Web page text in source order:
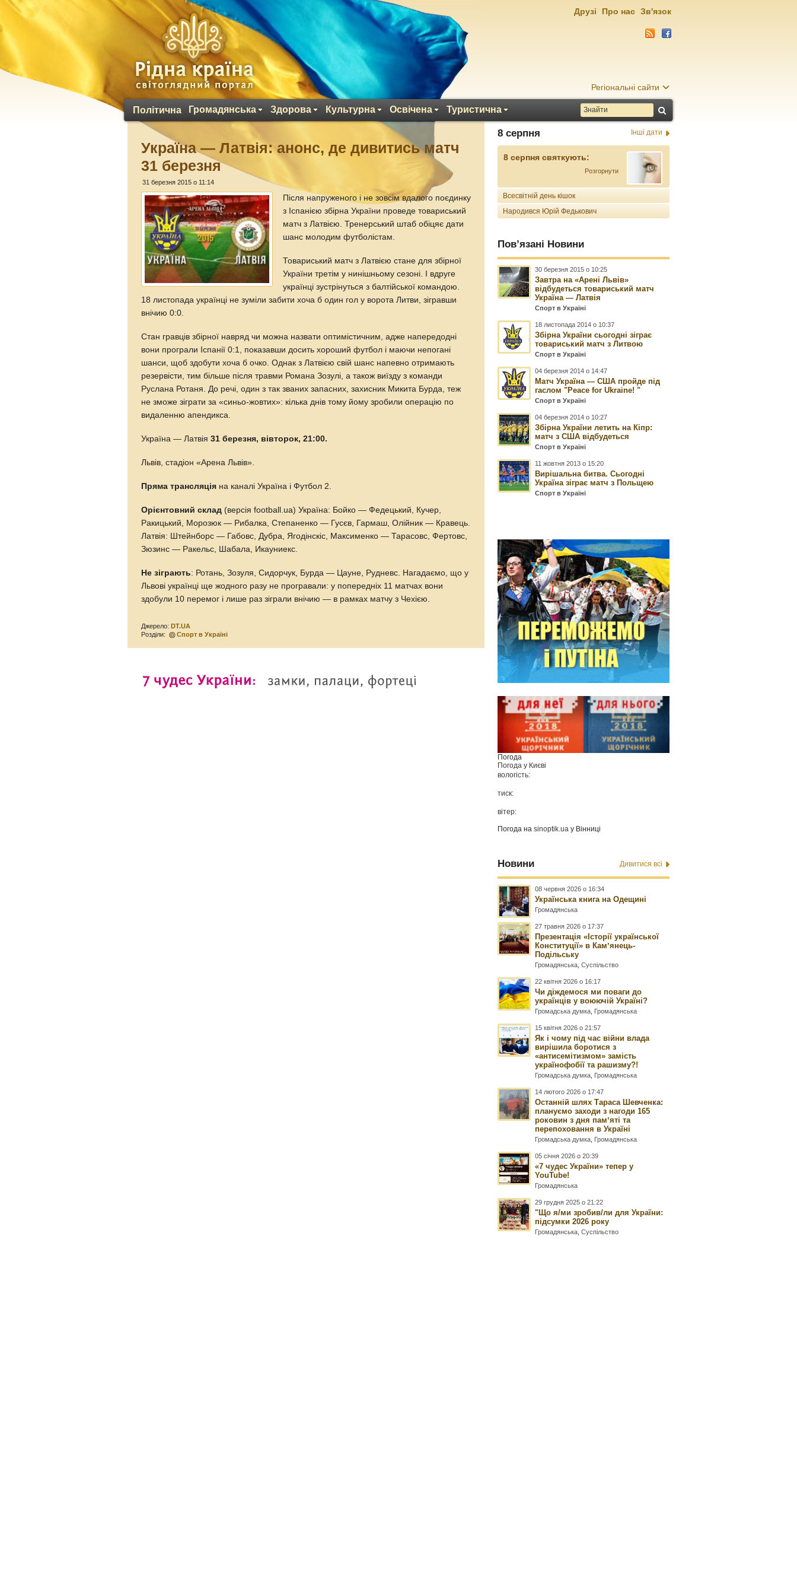
Регіональні сайти
Політична Громадянська Здорова Культурна Освічена Туристична
Друзі Про нас Зв'язок
Україна — Латвія: анонс, де дивитись матч
31 березня
31 березня 2015 о 11:14
Після напруженого і не зовсім вдалого поєдинку
з Іспанією збірна України проведе товариський
матч з Латвією. Тренерський штаб обіцяє дати
шанс молодим футболістам.
Товариський матч з Латвією стане для збірної
України третім у нинішньому сезоні. І вдруге
українці зустрінуться з балтійської командою.
18 листопада українці не зуміли забити хоча б один гол у ворота Литви, зігравши
внічию 0:0.
Стан гравців збірної навряд чи можна назвати оптимістичним, адже напередодні
вони програли Іспанії 0:1, показавши досить хороший футбол і маючи непогані
шанси, щоб здобути хоча б очко. Однак з Латвією свій шанс напевно отримають
резервісти, тим більше після травми Романа Зозулі, а також виїзду з команди
Руслана Ротаня. До речі, один з так званих запасних, захисник Микита Бурда, теж
не зможе зіграти за «синьо-жовтих»: кілька днів тому йому зробили операцію по
видаленню апендикса.
Україна — Латвія31 березня, вівторок, 21:00.
Львів, стадіон «Арена Львів».
Пряма трансляція на каналі Україна і Футбол 2.
Орієнтовний склад (версія football.ua) Україна: Бойко — Федецький, Кучер,
Ракицький, Морозюк — Рибалка, Степаненко — Гусєв, Гармаш, Олійник — Кравець.
Латвія: Штейнборс — Габовс, Дубра, Ягодінскіс, Максименко — Тарасовс, Фертовс,
Зюзинс — Ракельс, Шабала, Икауниекс.
Не зіграють: Ротань, Зозуля, Сидорчук, Бурда — Цауне, Рудневс. Нагадаємо, що у
Львові українці ще жодного разу не програвали: у попередніх 11 матчах вони
здобули 10 перемог і лише раз зіграли внічию — в рамках матчу з Чехією.
Джерело:DT.UA
Розділи:
Спорт в Україні
8 серпня Інші дати
8 серпня святкують:
Розгорнути
Всесвітній день кішок
Народився Юрій Федькович
Пов’язані Новини
30 березня 2015 о 10:25
Завтра на «Арені Львів»
відбудеться товариський матч
Україна — Латвія
Спорт в Україні
18 листопада 2014 о 10:37
Збірна України сьогодні зіграє
товариський матч з Литвою
Спорт в Україні
04 березня 2014 о 14:47
Матч Україна — США пройде під
гаслом "Peace for Ukraine! "
Спорт в Україні
04 березня 2014 о 10:27
Збірна України летить на Кіпр:
матч з США відбудеться
Спорт в Україні
11 жовтня 2013 о 15:20
Вирішальна битва. Сьогодні
Україна зіграє матч з Польщею
Спорт в Україні
Погода
Погода у Києві
вологість:
тиск:
вітер:
Погода наsinoptik.ua у Вінниці
Новини Дивитися всі
08 червня 2026 о 16:34
Українська книга на Одещині
Громадянська
27 травня 2026 о 17:37
Презентація «Історії української
Конституції» в Камʼянець-
Подільську
Громадянська ,Суспільство
22 квітня 2026 о 16:17
Чи діждемося ми поваги до
українців у воюючій Україні?
Громадська думка Громадянська
15 квітня 2026 о 21:57
Як і чому під час війни влада
вирішила боротися з
«антисемітизмом» замість
українофобії та рашизму?!
Громадська думка Громадянська
14 лютого 2026 о 17:47
Останній шлях Тараса Шевченка:
плануємо заходи з нагоди 165
роковин з дня памʼяті та
перепоховання в Україні
Громадська думка Громадянська
05 січня 2026 о 20:39
«7 чудес України» тепер у
YouTube!
Громадянська
29 грудня 2025 о 21:22
"Що я/ми зробив/ли для України:
підсумки 2026 року
Громадянська ,Суспільство